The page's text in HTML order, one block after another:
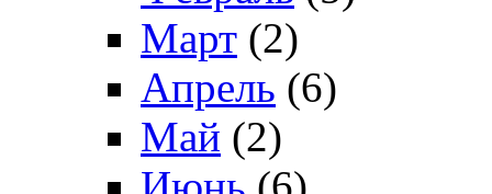
Март (2)
Апрель (6)
Май (2)